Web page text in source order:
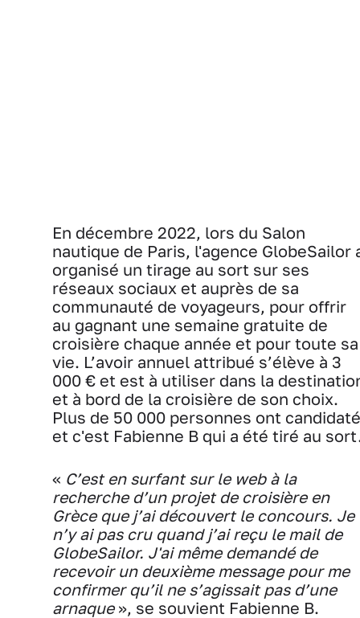
En décembre 2022, lors du Salon
nautique de Paris, l'agence GlobeSailor
organisé un tirage au sort sur ses
réseaux sociaux et auprès de sa
communauté de voyageurs, pour offrir
au gagnant une semaine gratuite de
croisière chaque année et pour toute sa
vie. L’avoir annuel attribué s’élève à 3
000 € et est à utiliser dans la
et à bord de la croisière de son choix.
Plus de 50 000 personnes ont candidaté
et c'est Fabienne B qui a été tiré au
« C’est en surfant sur le web à la
recherche d’un projet de croisière en
Grèce que j’ai découvert le concours. Je
n’y ai pas cru quand j’ai reçu le mail de
GlobeSailor. J'ai même demandé de
recevoir un deuxième message pour me
confirmer qu’il ne s’agissait pas d’une
arnaque », se souvient Fabienne B.